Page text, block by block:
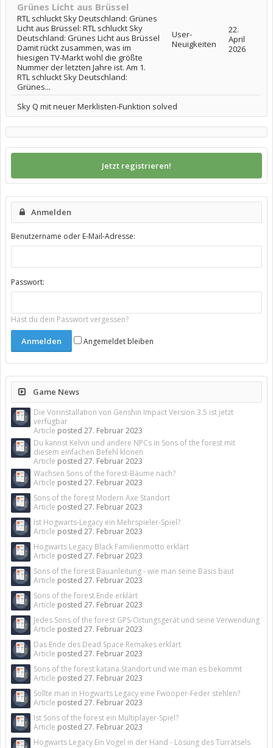
Grünes Licht aus Brüssel
RTL schluckt Sky Deutschland: Grünes
Licht aus Brüssel: RTL schluckt Sky
Deutschland: Grünes Licht aus Brüssel
Damit rückt zusammen, was im
hiesigen TV-Markt wohl die größte
Nummer der letzten Jahre ist. Am 1.
RTL schluckt Sky Deutschland:
Grünes...
User-
Neuigkeiten
22.
April
2026
Sky Q mit neuer Merklisten-Funktion solved
Jetzt registrieren!
Anmelden
Benutzername oder E-Mail-Adresse:
Passwort:
Hast du dein Passwort vergessen?
Angemeldet bleiben
Game News
Die Vorinstallation von Genshin Impact Version 3.5 ist jetzt
verfügbar
Article posted 27. Februar 2023
Du kannst Kelvin und andere NPCs in Sons of the forest mit
diesem einfachen Befehl klonen
Article posted 27. Februar 2023
Wachsen Sons of the forest-Bäume nach?
Article posted 27. Februar 2023
Sons of the forest Modern Axe Standort
Article posted 27. Februar 2023
Ist Hogwarts-Legacy ein Mehrspieler-Spiel?
Article posted 27. Februar 2023
Hogwarts Legacy Black Familienmotto erklärt
Article posted 27. Februar 2023
Sons of the forest Bauanleitung - wie man seine Basis baut
Article posted 27. Februar 2023
Sons of the forest Ende erklärt
Article posted 27. Februar 2023
Jedes Sons of the forest GPS-Ortungsgerät und seine Verwendung
Article posted 27. Februar 2023
Das Ende des Dead Space Remakes erklärt
Article posted 27. Februar 2023
Sons of the forest katana Standort und wie man es bekommt
Article posted 27. Februar 2023
Sollte man in Hogwarts Legacy eine Fwooper-Feder stehlen?
Article posted 27. Februar 2023
Ist Sons of the forest ein Multiplayer-Spiel?
Article posted 27. Februar 2023
Hogwarts Legacy Ein Vogel in der Hand - Lösung des Türrätsels